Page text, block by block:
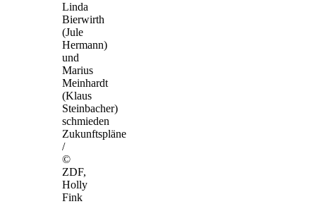
Linda
Bierwirth
(Jule
Hermann)
und
Marius
Meinhardt
(Klaus
Steinbacher)
schmieden
Zukunftspläne
/
©
ZDF,
Holly
Fink